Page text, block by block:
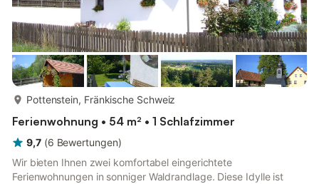
Pottenstein, Fränkische Schweiz
Ferienwohnung • 54 m² • 1 Schlafzimmer
9,7 (6 Bewertungen)
Wir bieten Ihnen zwei komfortabel eingerichtete
Ferienwohnungen in sonniger Waldrandlage. Diese Idylle ist